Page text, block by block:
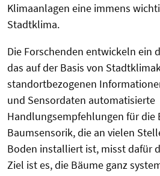
Klimaanlagen eine immens
Stadtklima.
Die Forschenden entwickeln ein
das auf der Basis von
standortbezogenen
und Sensordaten automatisierte
Handlungsempfehlungen für die
Baumsensorik, die an vielen
Boden installiert ist, misst dafür
Ziel ist es, die Bäume ganz